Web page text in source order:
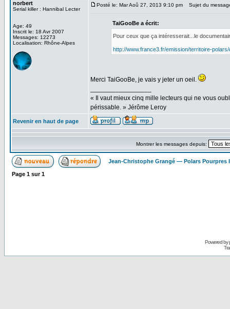
norbert
Serial killer : Hannibal Lecter
Age: 49
Inscrit le: 18 Avr 2007
Messages: 12273
Localisation: Rhône-Alpes
Posté le: Mar Aoû 27, 2013 9:10 pm Sujet du
TaiGooBe a écrit:
Pour ceux que ça intéresserait...le
http://www.france3.fr/emission/territoire-
Merci TaiGooBe, je vais y jeter un oeil.
« Il vaut mieux cinq mille lecteurs qui ne vous
périssable. » Jérôme Leroy
Revenir en haut de page
Montrer les messages depuis:
Jean-Christophe Grangé — Polars Pourpres
Page 1 sur1
Powered by